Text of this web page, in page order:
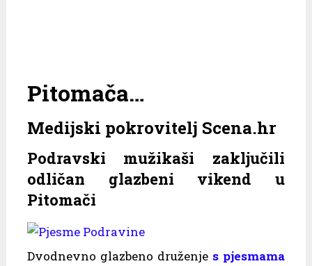
Pitomača…
Medijski pokrovitelj Scena.hr
Podravski mužikaši zaključili
odličan glazbeni vikend u
Pitomači
Dvodnevno glazbeno druženje s pjesmama